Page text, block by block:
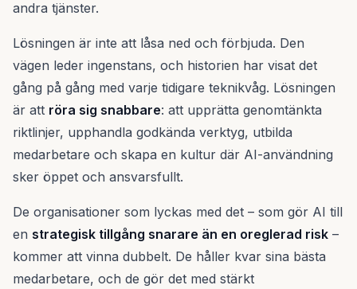
andra tjänster.
Lösningen är inte att låsa ned och förbjuda. Den
vägen leder ingenstans, och historien har visat det
gång på gång med varje tidigare teknikvåg. Lösningen
är att röra sig snabbare: att upprätta genomtänkta
riktlinjer, upphandla godkända verktyg, utbilda
medarbetare och skapa en kultur där AI-användning
sker öppet och ansvarsfullt.
De organisationer som lyckas med det – som gör AI till
en strategisk tillgång snarare än en oreglerad risk –
kommer att vinna dubbelt. De håller kvar sina bästa
medarbetare, och de gör det med stärkt